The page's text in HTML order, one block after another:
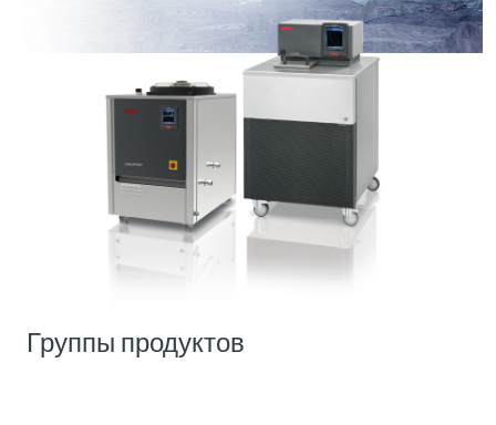
Группы продуктов